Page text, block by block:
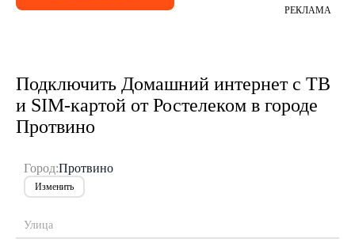
РЕКЛАМА
Подключить Домашний интернет с ТВ
и SIM-картой от Ростелеком в городе
Протвино
Город:Протвино
Изменить